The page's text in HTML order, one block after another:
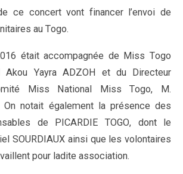
ce concert vont financer l’envoi de
au Togo.
était accompagnée de Miss Togo
Akou Yayra ADZOH et du Directeur
Miss National Miss Togo, M.
On notait également la présence des
de PICARDIE TOGO, dont le
SOURDIAUX ainsi que les volontaires
pour ladite association.